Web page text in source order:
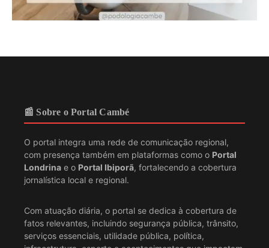
📰 Sobre o Portal Cambé
O portal integra uma rede de comunicação regional,
com presença também em plataformas como o Portal
Londrina e o Portal Ibiporã, fortalecendo a cobertura
jornalística local e regional.
Com atuação diária, o portal se dedica à cobertura de
fatos relevantes, incluindo segurança pública, trânsito,
serviços essenciais, utilidade pública, política,